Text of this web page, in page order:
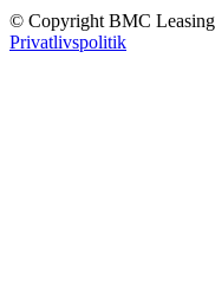
© Copyright BMC
Privatlivspolitik